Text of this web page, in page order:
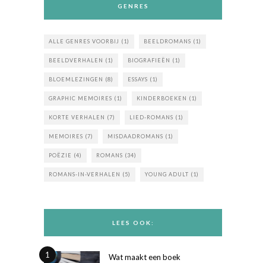
GENRES
ALLE GENRES VOORBIJ (1) BEELDROMANS (1)
BEELDVERHALEN (1) BIOGRAFIEËN (1)
BLOEMLEZINGEN (8) ESSAYS (1)
GRAPHIC MEMOIRES (1) KINDERBOEKEN (1)
KORTE VERHALEN (7) LIED-ROMANS (1)
MEMOIRES (7) MISDAADROMANS (1)
POËZIE (4) ROMANS (34)
ROMANS-IN-VERHALEN (5) YOUNG ADULT (1)
LEES OOK:
1
Wat maakt een boek